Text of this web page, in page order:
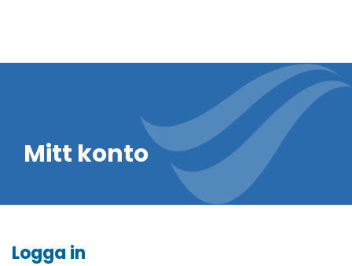
Mitt konto
Logga in